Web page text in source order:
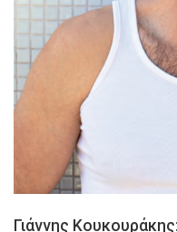
Γιάννης